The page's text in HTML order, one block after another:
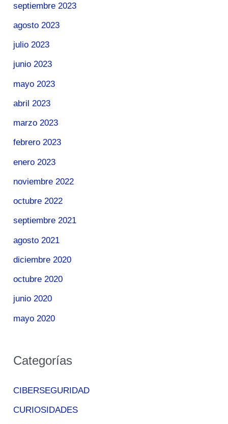
septiembre 2023
agosto 2023
julio 2023
junio 2023
mayo 2023
abril 2023
marzo 2023
febrero 2023
enero 2023
noviembre 2022
octubre 2022
septiembre 2021
agosto 2021
diciembre 2020
octubre 2020
junio 2020
mayo 2020
Categorías
CIBERSEGURIDAD
CURIOSIDADES